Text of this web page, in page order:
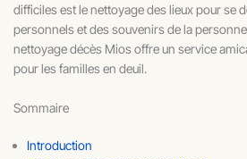
difficiles est le nettoyage des lieux pour se
personnels et des souvenirs de la
nettoyage décès Mios offre un service
pour les familles en deuil.
Sommaire
Introduction